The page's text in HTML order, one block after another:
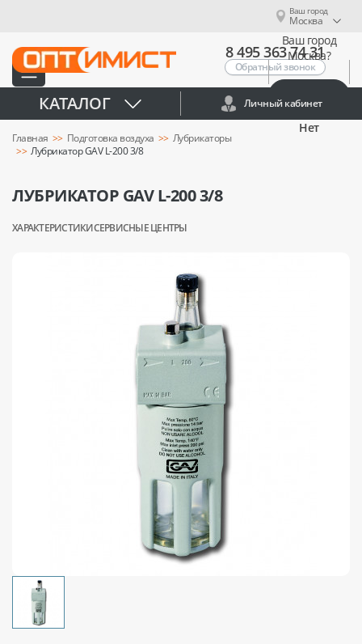
Ваш город
Москва
Ваш город
Москва?
Нет
8 495 363 74 31
Обратный звонок
КАТАЛОГ Личный кабинет
Главная Подготовка воздуха
Лубрикаторы
Лубрикатор GAV L-200 3/8
ЛУБРИКАТОР GAV L-200 3/8
ХАРАКТЕРИСТИКИСЕРВИСНЫЕ ЦЕНТРЫ